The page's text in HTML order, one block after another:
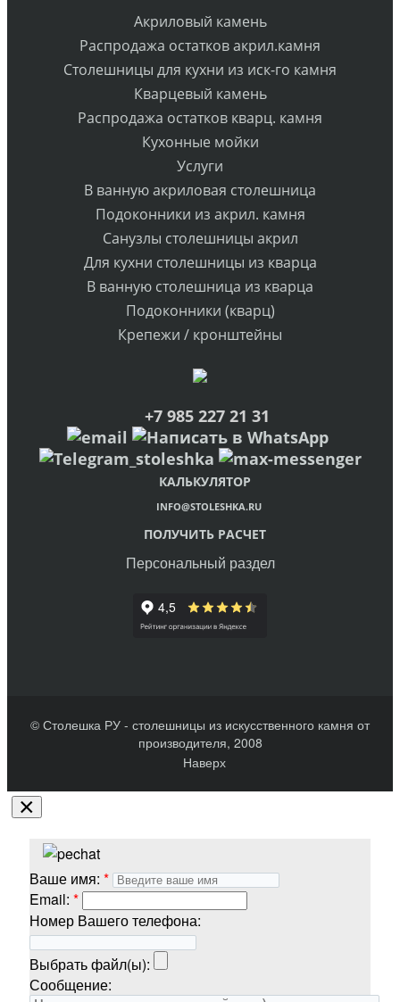
Акриловый камень
Распродажа остатков акрил.камня
Столешницы для кухни из иск-го камня
Кварцевый камень
Распродажа остатков кварц. камня
Кухонные мойки
Услуги
В ванную акриловая столешница
Подоконники из акрил. камня
Санузлы столешницы акрил
Для кухни столешницы из кварца
В ванную столешница из кварца
Подоконники (кварц)
Крепежи / кронштейны
+7 985 227 21 31
КАЛЬКУЛЯТОР
INFO@STOLESHKA.RU
ПОЛУЧИТЬ РАСЧЕТ
Персональный раздел
© Столешка РУ - столешницы из искусственного камня от
производителя, 2008
Наверх
×
Ваше имя:
Email:
Номер Вашего телефона:
Выбрать файл(ы):
Сообщение: